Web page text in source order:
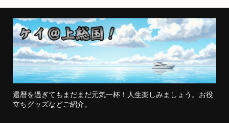
還暦を過ぎてもまだまだ元気一杯！人生楽しみましょう。お役
立ちグッズなどご紹介。